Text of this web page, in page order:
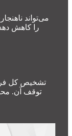
می‌تواند
را کاهش
تشخیص کل
توقف آن.